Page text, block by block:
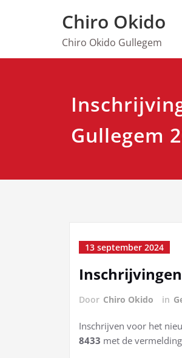
Chiro Okido
Chiro Okido Gullegem
Gullegem
13 september 2024
Door Chiro Okido in
Inschrijven voor het
8433 met de